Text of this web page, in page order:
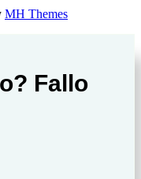
MH Themes
Fallo